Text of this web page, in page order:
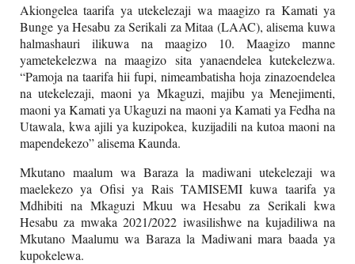
Akiongelea taarifa ya utekelezaji wa maagizo ra Kamati ya
Bunge ya Hesabu za Serikali za Mitaa (LAAC), alisema kuwa
halmashauri ilikuwa na maagizo 10. Maagizo manne
yametekelezwa na maagizo sita yanaendelea kutekelezwa.
“Pamoja na taarifa hii fupi, nimeambatisha hoja zinazoendelea
na utekelezaji, maoni ya Mkaguzi, majibu ya Menejimenti,
maoni ya Kamati ya Ukaguzi na maoni ya Kamati ya Fedha na
Utawala, kwa ajili ya kuzipokea, kuzijadili na kutoa maoni na
mapendekezo” alisema Kaunda.
Mkutano maalum wa Baraza la madiwani utekelezaji wa
maelekezo ya Ofisi ya Rais TAMISEMI kuwa taarifa ya
Mdhibiti na Mkaguzi Mkuu wa Hesabu za Serikali kwa
Hesabu za mwaka 2021/2022 iwasilishwe na kujadiliwa na
Mkutano Maalumu wa Baraza la Madiwani mara baada ya
kupokelewa.